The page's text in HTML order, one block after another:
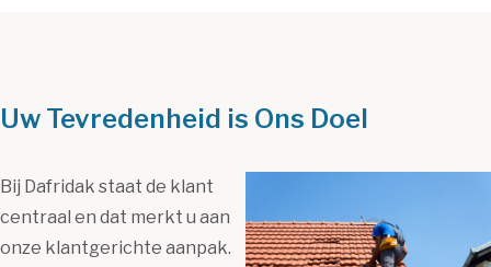
Uw Tevredenheid is Ons Doel
Bij Dafridak staat de klant
centraal en dat merkt u aan
onze klantgerichte aanpak.